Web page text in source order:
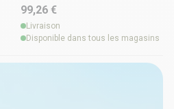
99,26 €
Livraison
Disponible dans tous les magasins